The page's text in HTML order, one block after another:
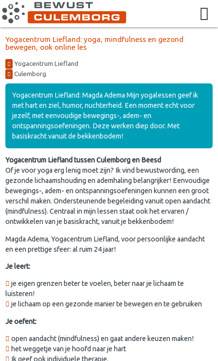
Yogacentrum Liefland: yoga, mindfulness en gezond
bewegen, ook online les
Yogacentrum Liefland
Culemborg
Yogacentrum Liefland: Magda Adema Mijn yogalessen geef ik
met hart en ziel, humor, nuchterheid. Een moment echt voor
jezelf, met eenvoudige bewegings-, adem- en
ontspanningsoefeningen. Deze werken diep door. Met
basiskracht vanuit de bekkenbodem!
Yogacentrum Liefland tussen Culemborg en Beesd
Of je voor yoga erg lenig moet zijn? Ik vind bewustwording, een
gezonde lichaamshouding en ademhaling belangrijker! Eenvoudige
bewegings-, adem- en ontspanningsoefeningen kunnen een groot
verschil maken. Ondersteunende begeleiding vanuit open aandacht
(mindfulness). Centraal in mijn lessen staat ook het ervaren /
ontwikkelen van je basiskracht, vanuit je bekkenbodem!
Magda Adema, Yogacentrum Liefland, voor persoonlijke aandacht
en een prettige sfeer: al ruim 24 jaar!
Je leert:
je eigen grenzen beter te voelen, beter naar je lichaam te
luisteren!
je lichaam op een gezonde manier te bewegen en te gebruiken
Je oefent:
open aandacht (mindfulness) en gaat andere keuzen maken!
het weggetje van je hoofd naar je hart
Ik geef ook individuele therapie.